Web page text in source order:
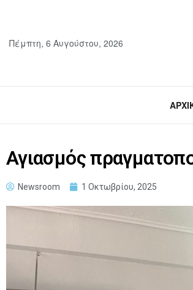
Πέμπτη, 6 Αυγούστου, 2026
Αγιασμός
Newsroom 1 Οκτωβρίου, 2025